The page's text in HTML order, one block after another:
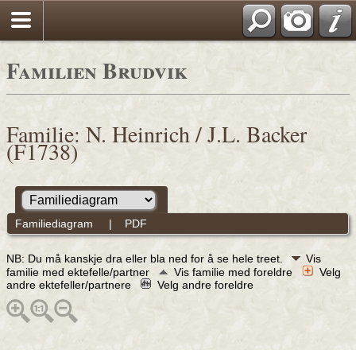
Familien Brudvik
Familie: N. Heinrich / J.L. Backer
(F1738)
Familiediagram | PDF
NB: Du må kanskje dra eller bla ned for å se hele treet.
Vis
familie med ektefelle/partner
Vis familie med foreldre
Velg
andre ektefeller/partnere
Velg andre foreldre